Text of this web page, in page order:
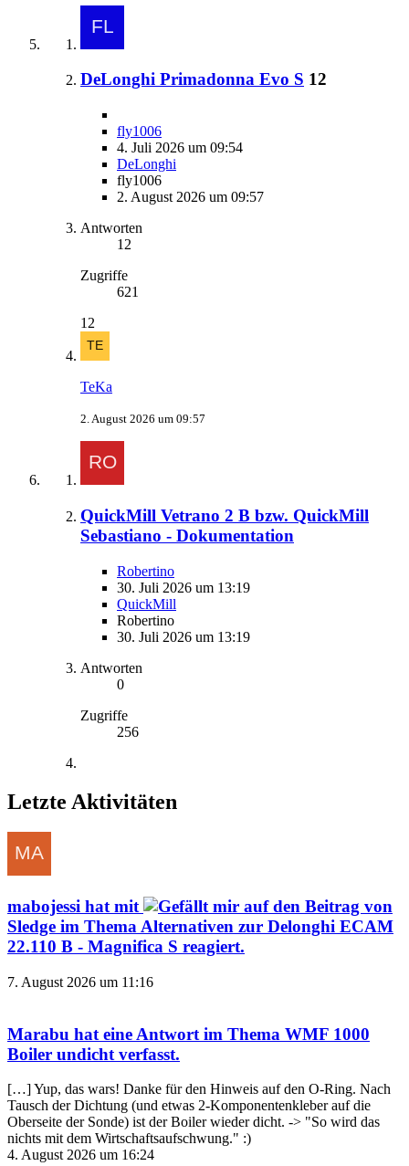
DeLonghi Primadonna Evo S 12
fly1006
4. Juli 2026 um 09:54
DeLonghi
fly1006
2. August 2026 um 09:57
Antworten
12
Zugriffe
621
12
TeKa
2. August 2026 um 09:57
QuickMill Vetrano 2 B bzw. QuickMill
Sebastiano - Dokumentation
Robertino
30. Juli 2026 um 13:19
QuickMill
Robertino
30. Juli 2026 um 13:19
Antworten
0
Zugriffe
256
Letzte Aktivitäten
mabojessi hat mit
auf den Beitrag von
Sledge im Thema Alternativen zur Delonghi ECAM
22.110 B - Magnifica S reagiert.
7. August 2026 um 11:16
Marabu hat eine Antwort im Thema WMF 1000
Boiler undicht verfasst.
[…] Yup, das wars! Danke für den Hinweis auf den O-Ring. Nach
Tausch der Dichtung (und etwas 2-Komponentenkleber auf die
Oberseite der Sonde) ist der Boiler wieder dicht. -> "So wird das
nichts mit dem Wirtschaftsaufschwung." :)
4. August 2026 um 16:24